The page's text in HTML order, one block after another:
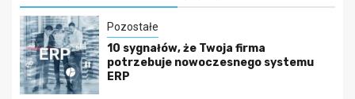
Pozostałe
10 sygnałów, że Twoja firma
potrzebuje nowoczesnego systemu
ERP